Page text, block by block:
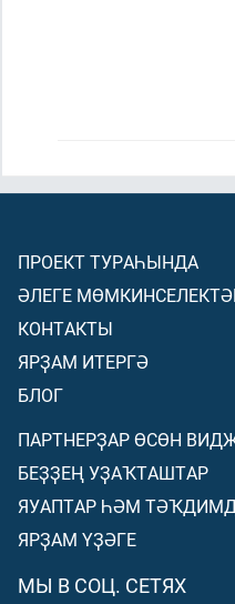
ПРОЕКТ ТУРАҺЫНДА
ӘЛЕГЕ
КОНТАКТЫ
ЯРҘАМ ИТЕРГӘ
БЛОГ
ПАРТНЕРҘАР ӨСӨН
БЕҘҘЕҢ УҘАҠТАШТАР
ЯУАПТАР ҺӘМ
ЯРҘАМ ҮҘӘГЕ
МЫ В СОЦ. СЕТЯХ